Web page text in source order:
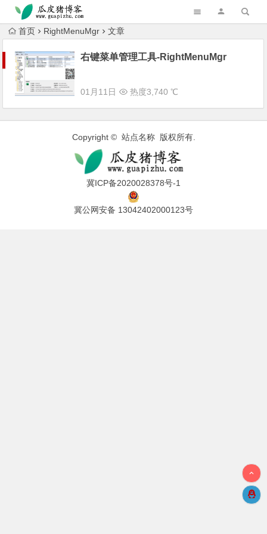
跳转到主内容
首页 RightMenuMgr 文章
右键菜单管理工具-RightMenuMgr
01月11日 热度3,740 ℃
Copyright © 站点名称 版权所有.
冀ICP备2020028378号-1
冀公网安备 13042402000123号